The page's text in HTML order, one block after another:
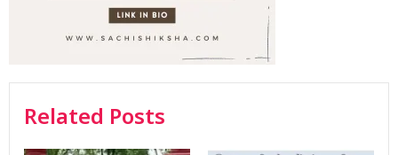
Related Posts